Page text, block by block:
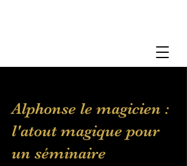
Alphonse le magicien :
l'atout magique pour
un séminaire